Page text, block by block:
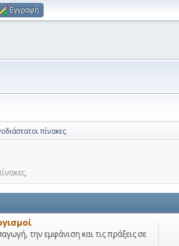
Εγγραφή
πίνακες
την εμφάνιση και τις πράξεις σε